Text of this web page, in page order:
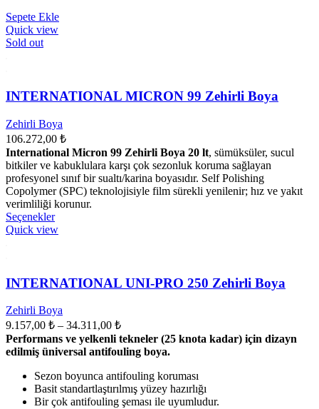
Sepete Ekle
Quick view
Sold out
INTERNATIONAL MICRON 99 Zehirli Boya
Zehirli Boya
106.272,00 ₺
International Micron 99 Zehirli Boya 20 lt, sümüksüler, sucul
bitkiler ve kabuklulara karşı çok sezonluk koruma sağlayan
profesyonel sınıf bir sualtı/karina boyasıdır. Self Polishing
Copolymer (SPC) teknolojisiyle film sürekli yenilenir; hız ve yakıt
verimliliği korunur.
Seçenekler
Quick view
INTERNATIONAL UNI-PRO 250 Zehirli Boya
Zehirli Boya
9.157,00 ₺ – 34.311,00 ₺
Performans ve yelkenli tekneler (25 knota kadar) için dizayn
edilmiş üniversal antifouling boya.
Sezon boyunca antifouling koruması
Basit standartlaştırılmış yüzey hazırlığı
Bir çok antifouling şeması ile uyumludur.